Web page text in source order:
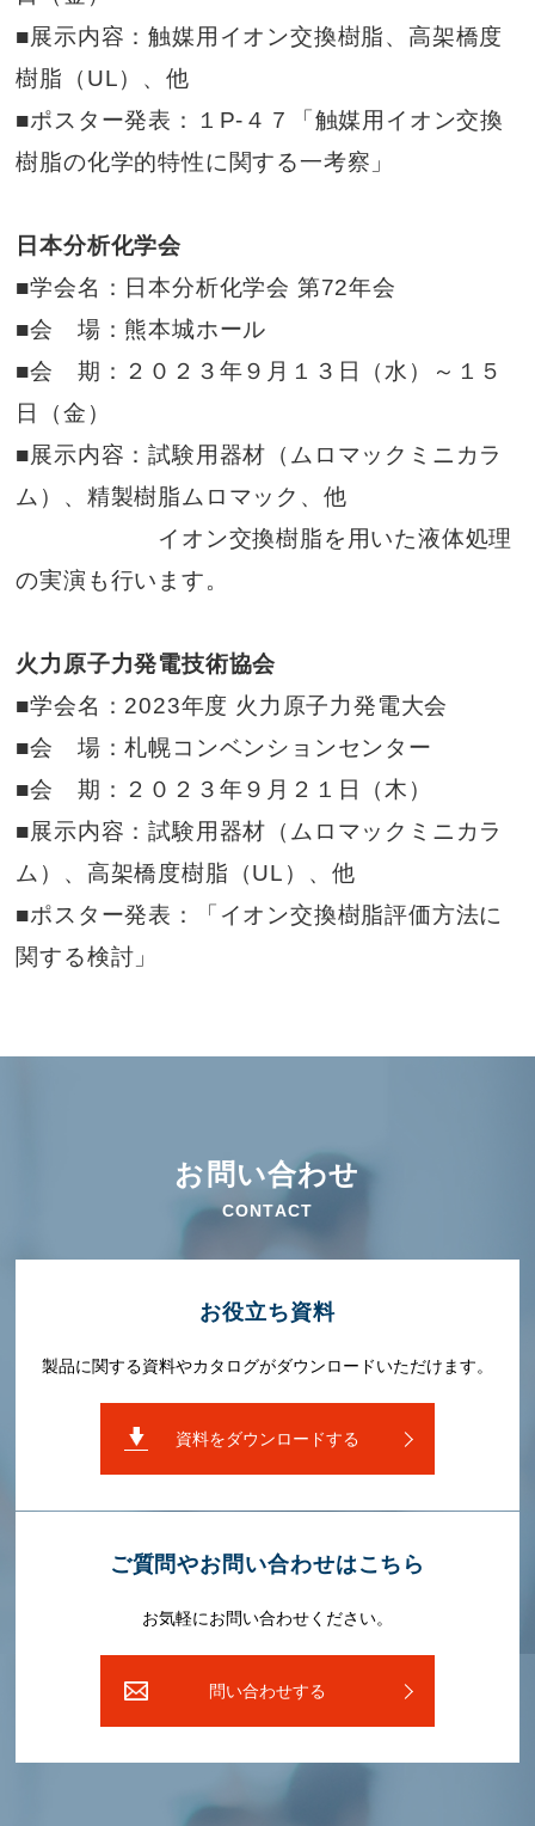
■展示内容：触媒用イオン交換樹脂、高架橋度
樹脂（UL）、他
■ポスター発表：１P-４７「触媒用イオン交換
樹脂の化学的特性に関する一考察」
日本分析化学会
■学会名：日本分析化学会 第72年会
■会 場：熊本城ホール
■会 期：２０２３年９月１３日（水）～１５
日（金）
■展示内容：試験用器材（ムロマックミニカラ
ム）、精製樹脂ムロマック、他
イオン交換樹脂を用いた液体処理
の実演も行います。
火力原子力発電技術協会
■学会名：2023年度 火力原子力発電大会
■会 場：札幌コンベンションセンター
■会 期：２０２３年９月２１日（木）
■展示内容：試験用器材（ムロマックミニカラ
ム）、高架橋度樹脂（UL）、他
■ポスター発表：「イオン交換樹脂評価方法に
関する検討」
お問い合わせ
CONTACT
お役⽴ち資料
製品に関する資料やカタログがダウンロードいただけます。
資料をダウンロードする
ご質問やお問い合わせはこちら
お気軽にお問い合わせください。
問い合わせする